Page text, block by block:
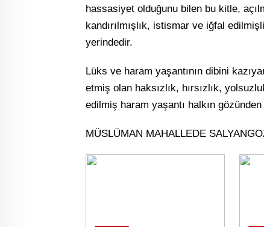
hassasiyet olduğunu bilen bu kitle,
kandırılmışlık, istismar ve iğfal
yerindedir.
Lüks ve haram yaşantının dibini
etmiş olan haksızlık, hırsızlık,
edilmiş haram yaşantı halkın
MÜSLÜMAN MAHALLEDE